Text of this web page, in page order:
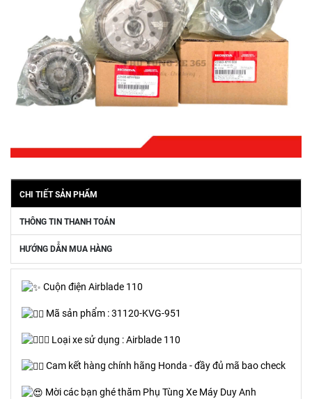
CHI TIẾT SẢN PHẨM
THÔNG TIN THANH TOÁN
HƯỚNG DẪN MUA HÀNG
Cuộn điện Airblade 110
Mã sản phẩm : 31120-KVG-951
Loại xe sử dụng : Airblade 110
Cam kết hàng chính hãng Honda - đầy đủ mã bao check
Mời các bạn ghé thăm Phụ Tùng Xe Máy Duy Anh